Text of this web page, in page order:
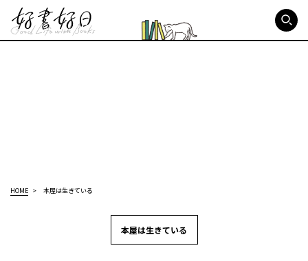
HOME 本屋は生きている
本屋は生きている